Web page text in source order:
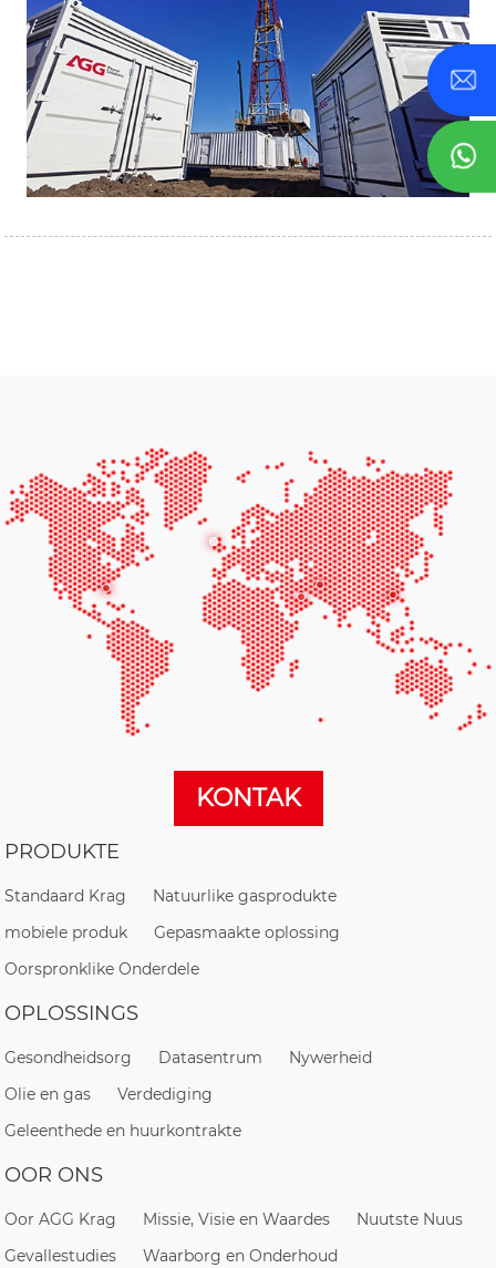
KONTAK
PRODUKTE
Standaard Krag
Natuurlike gasprodukte
mobiele produk
Gepasmaakte oplossing
Oorspronklike Onderdele
OPLOSSINGS
Gesondheidsorg Datasentrum
Nywerheid
Olie en gas
Verdediging
Geleenthede en huurkontrakte
OOR ONS
Oor AGG Krag Missie, Visie en Waardes
Nuutste Nuus
Gevallestudies
Waarborg en Onderhoud